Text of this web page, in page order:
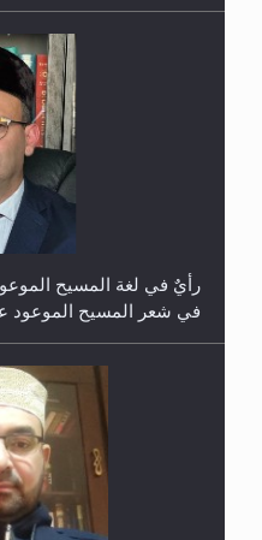
حفل توزيع الشهادات في
في شعر المسيح الموعود